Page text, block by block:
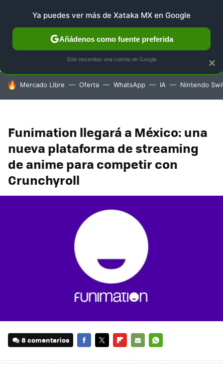
SELECCIÓN GAMING HOME AUTO TERRITORIO
HOY SE HABLA DE
Mercado Libre Oferta WhatsApp IA Nintendo
Funimation llegará a México: una
nueva plataforma de streaming
de anime para competir con
Crunchyroll
8 comentarios
×
Ya puedes ver más de Xataka MX en Google
Añádenos como fuente preferida
Solo necesitas una cuenta de Google